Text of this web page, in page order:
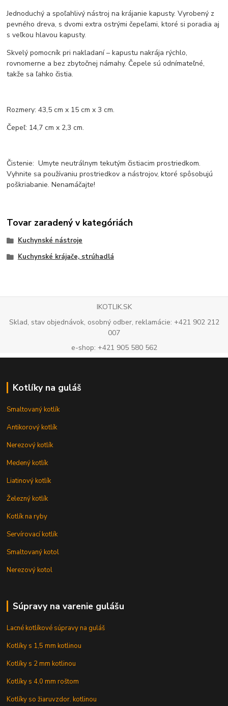
Jednoduchý a spoľahlivý nástroj na krájanie kapusty. Vyrobený z
pevného dreva, s dvomi extra ostrými čepeľami, ktoré si poradia aj
s veľkou hlavou kapusty.
Skvelý pomocník pri nakladaní – kapustu nakrája rýchlo,
rovnomerne a bez zbytočnej námahy. Čepele sú odnímateľné,
takže sa ľahko čistia.
Rozmery: 43,5 cm x 15 cm x 3 cm.
Čepeľ: 14,7 cm x 2,3 cm.
Čistenie: Umyte neutrálnym tekutým čistiacim prostriedkom.
Vyhnite sa používaniu prostriedkov a nástrojov, ktoré spôsobujú
poškriabanie. Nenamáčajte!
Tovar zaradený v kategóriách
Kuchynské nástroje
Kuchynské krájače, strúhadlá
IKOTLIK.SK
Sklad, stav objednávok, osobný odber, reklamácie: +421 902 212
007
e-shop: +421 905 580 562
Kotlíky na guláš
Smaltovaný kotlík
Antikorový kotlík
Nerezový kotlík
Medený kotlík
Liatinový kotlík
Železný kotlík
Kotlík na ryby
Servírovací kotlík
Smaltovaný kotol
Nerezový kotol
Súpravy na varenie gulášu
Lacné kotlíkové súpravy na guláš
Kotlíky s 1,5 mm kotlinou
Kotlíky s 2 mm kotlinou
Kotlíky s 4,0 mm roštom
Kotlíky so žiaruvzdor. kotlinou